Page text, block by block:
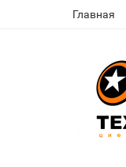
Главная